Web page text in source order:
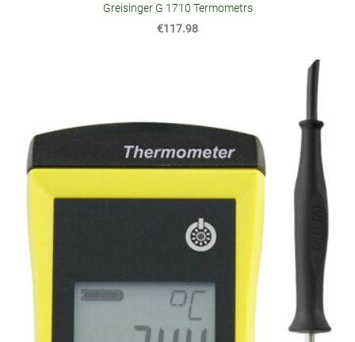
Greisinger G 1710 Termometrs
€117.98